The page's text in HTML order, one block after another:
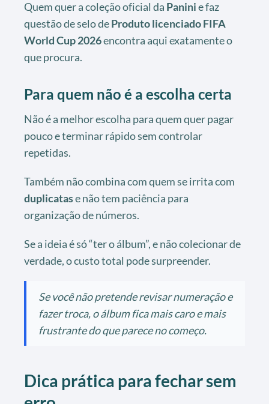
Quem quer a coleção oficial da Paninie faz
questão de selo deProduto licenciado FIFA
World Cup 2026encontra aqui exatamente o
que procura.
Para quem não é a escolha certa
Não é a melhor escolha para quem quer pagar
pouco e terminar rápido sem controlar
repetidas.
Também não combina com quem se irrita com
duplicatase não tem paciência para
organização de números.
Se a ideia é só “ter o álbum”, e não colecionar de
verdade, o custo total pode surpreender.
Se você não pretende revisar numeração e
fazer troca, o álbum fica mais caro e mais
frustrante do que parece no começo.
Dica prática para fechar sem